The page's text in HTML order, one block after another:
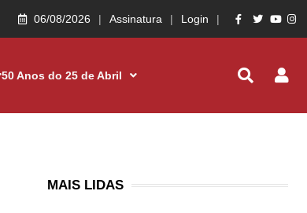
06/08/2026 Assinatura Login
50 Anos do 25 de Abril
MAIS LIDAS